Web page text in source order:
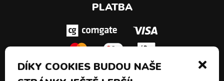
PLATBA
DÍKY COOKIES BUDOU NAŠE